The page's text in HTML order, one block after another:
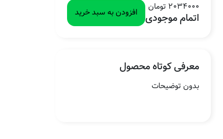
2034000 تومان
اتمام موجودی افزودن به سبد خرید
معرفی کوتاه محصول
بدون توضیحات